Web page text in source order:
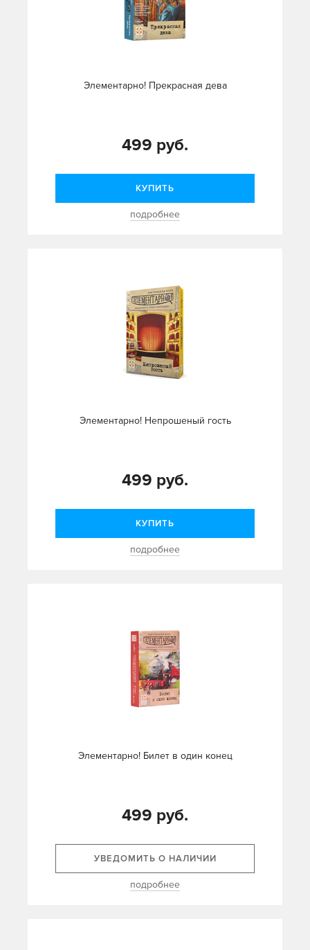
Элементарно! Прекрасная дева
499 руб.
КУПИТЬ
подробнее
Элементарно! Непрошеный гость
499 руб.
КУПИТЬ
подробнее
Элементарно! Билет в один конец
499 руб.
УВЕДОМИТЬ О НАЛИЧИИ
подробнее